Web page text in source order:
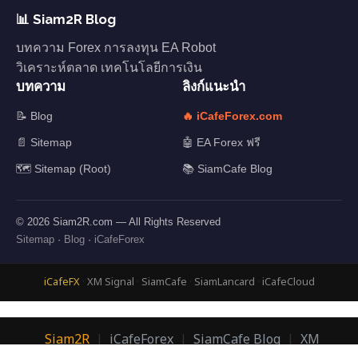
📊 Siam2R Blog
บทความ Forex การลงทุน EA Robot
วิเคราะห์ตลาด เทคโนโลยีการเงิน
บทความ
📝 Blog
📄 Sitemap
🗺️ Sitemap (Root)
ลิงก์แนะนำ
🔥 iCafeForex.com
🤖 EA Forex ฟรี
📚 SiamCafe Blog
© 2026 Siam2R.com — All Rights Reserved
Sitemap · Blog · iCafeForex
iCafeFX· XM Signal · SiamCafe · SiamLancard · iCafeCloud
Siam2R | iCafeForex | SiamCafe Blog | XM